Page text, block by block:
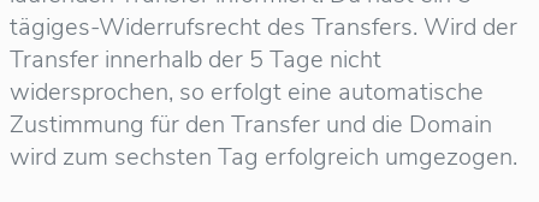
tägiges-Widerrufsrecht des Transfers. Wird der
Transfer innerhalb der 5 Tage nicht
widersprochen, so erfolgt eine automatische
Zustimmung für den Transfer und die Domain
wird zum sechsten Tag erfolgreich umgezogen.